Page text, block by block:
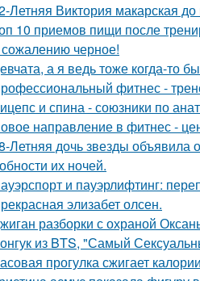
Летняя Виктория макарская
10 приемов пищи после
черное!
а я ведь тоже когда-то
фитнес -
и спина - союзники по
направление в фитнес -
Летняя дочь звезды объявила
их ночей.
и пауэрлифтинг:
элизабет олсен.
разборки с охраной
из BTS, "Самый
прогулка сжигает